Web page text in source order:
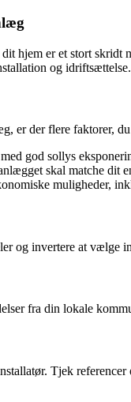
hjem er et stort
og idriftsættelse.
er der flere faktorer,
god sollys
skal matche dit
muligheder,
og invertere at vælge
fra din lokale
Tjek